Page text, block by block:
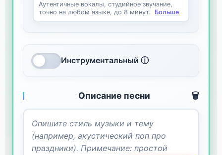
Аутентичные вокалы, студийное звучание,
точно на любом языке, до 8 минут.
Больше
Инструментальный ⓘ
Описание песни 🗑️